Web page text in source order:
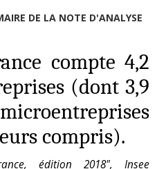
DE LA NOTE D'ANALYSE
compte 4,2
(dont 3,9
compris).
édition 2018", Insee